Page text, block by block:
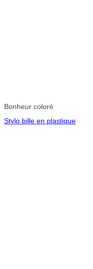
Bonheur coloré
Stylo bille en plastique